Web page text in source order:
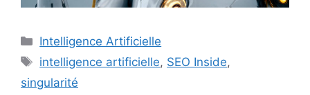
Catégories
Intelligence Artificielle
Étiquettes
intelligence artificielle, SEO Inside,
singularité